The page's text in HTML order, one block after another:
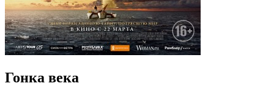
Гонка века